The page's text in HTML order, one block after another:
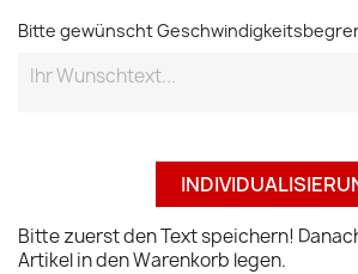
Bitte gewünscht
Bitte zuerst den Text speichern!
Artikel in den Warenkorb legen.